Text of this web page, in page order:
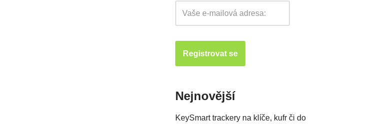
Nejnovější
KeySmart trackery na klíče, kufr či do